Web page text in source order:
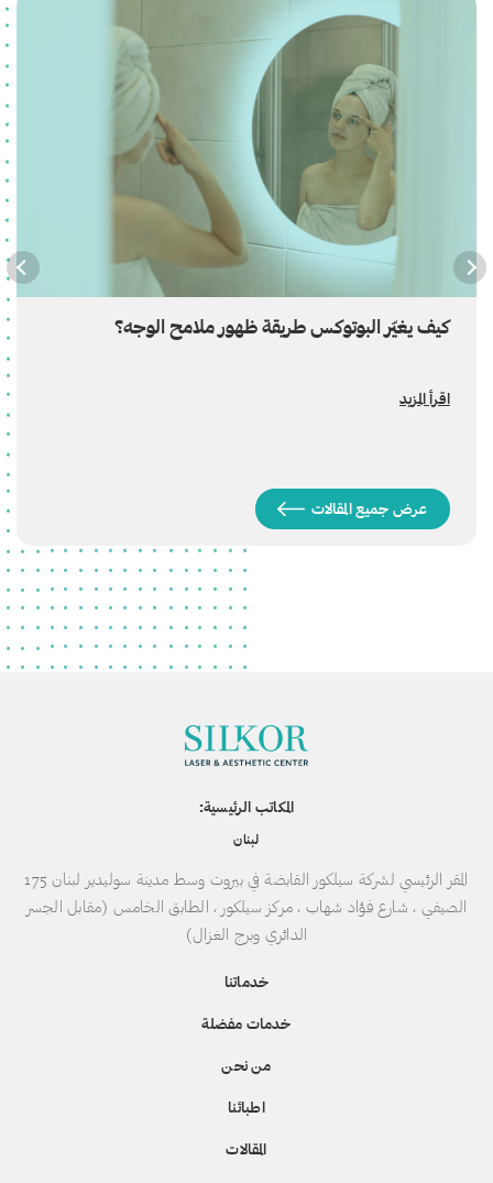
كيف يغيّر البوتوكس طريقة ظهور ملامح الوجه؟
اقرأ المزيد
عرض جميع المقالات
المكاتب الرئيسية:
لبنان
المقر الرئيسي لشركة سيلكور القابضة في بيروت وسط مدينة سوليدير لبنان 175
الصيفي ، شارع فؤاد شهاب ، مركز سيلكور ، الطابق الخامس (مقابل الجسر
الدائري وبرج الغزال)
خدماتنا
خدمات مفضلة
من نحن
اطبائنا
المقالات